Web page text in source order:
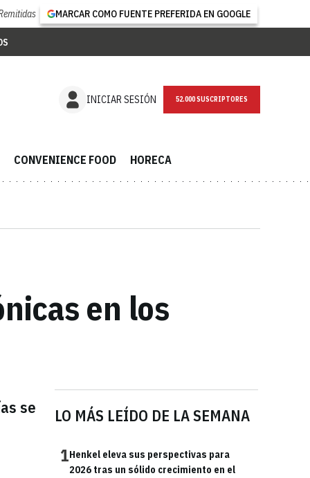
MARCAR COMO FUENTE PREFERIDA EN GOOGLE
INICIAR SESIÓN NEWSLETTER
CONVENIENCE FOOD HORECA
en los
se
LO MÁS LEÍDO DE LA SEMANA
1Henkel eleva sus perspectivas para
2026 tras un sólido crecimiento en el